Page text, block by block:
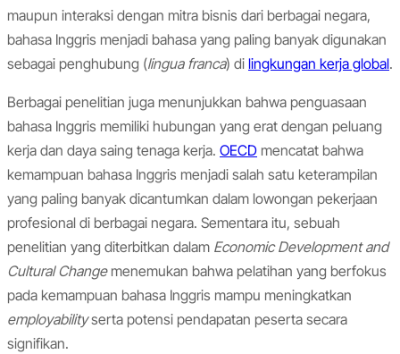
maupun interaksi dengan mitra bisnis dari berbagai negara,
bahasa Inggris menjadi bahasa yang paling banyak digunakan
sebagai penghubung (lingua franca) di lingkungan kerja global.
Berbagai penelitian juga menunjukkan bahwa penguasaan
bahasa Inggris memiliki hubungan yang erat dengan peluang
kerja dan daya saing tenaga kerja. OECD mencatat bahwa
kemampuan bahasa Inggris menjadi salah satu keterampilan
yang paling banyak dicantumkan dalam lowongan pekerjaan
profesional di berbagai negara. Sementara itu, sebuah
penelitian yang diterbitkan dalam Economic Development and
Cultural Changemenemukan bahwa pelatihan yang berfokus
pada kemampuan bahasa Inggris mampu meningkatkan
employabilityserta potensi pendapatan peserta secara
signifikan.